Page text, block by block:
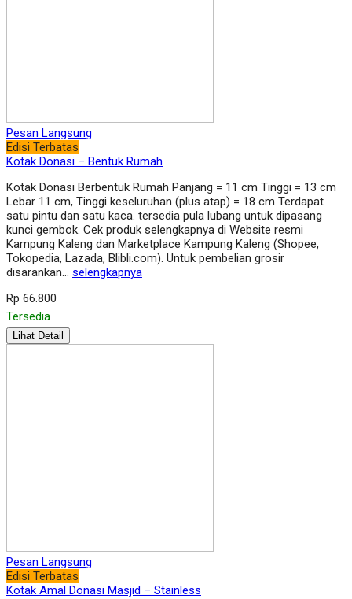
Pesan Langsung
Edisi Terbatas
Kotak Donasi – Bentuk Rumah
Kotak Donasi Berbentuk Rumah Panjang = 11 cm Tinggi = 13 cm
Lebar 11 cm, Tinggi keseluruhan (plus atap) = 18 cm Terdapat
satu pintu dan satu kaca. tersedia pula lubang untuk dipasang
kunci gembok. Cek produk selengkapnya di Website resmi
Kampung Kaleng dan Marketplace Kampung Kaleng (Shopee,
Tokopedia, Lazada, Blibli.com). Untuk pembelian grosir
disarankan… selengkapnya
Rp 66.800
Tersedia
Lihat Detail
Pesan Langsung
Edisi Terbatas
Kotak Amal Donasi Masjid – Stainless